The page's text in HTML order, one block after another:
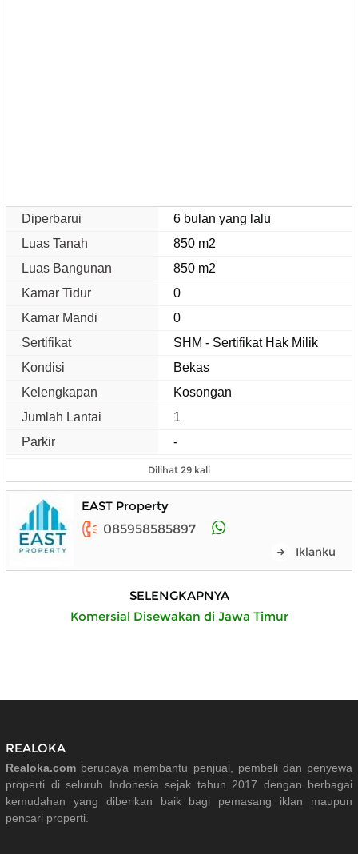
Diperbarui
6 bulan yang lalu
Luas Tanah
850 m2
Luas Bangunan
850 m2
Kamar Tidur
0
Kamar Mandi
0
Sertifikat
SHM - Sertifikat Hak Milik
Kondisi
Bekas
Kelengkapan
Kosongan
Jumlah Lantai
1
Parkir
-
Dilihat 29 kali
EAST Property
085958585897
Iklanku
SELENGKAPNYA
Komersial Disewakan di Jawa Timur
REALOKA
Realoka.com berupaya membantu penjual, pembeli dan penyewa
properti di seluruh Indonesia sejak tahun 2017 dengan berbagai
kemudahan yang diberikan baik bagi pemasang iklan maupun
pencari properti.